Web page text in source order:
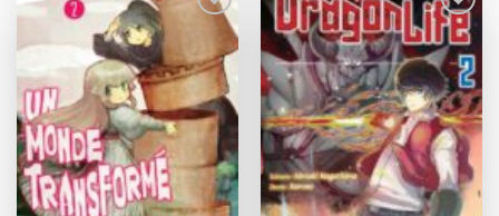
wishlist
Ajouter
à la
wishlist